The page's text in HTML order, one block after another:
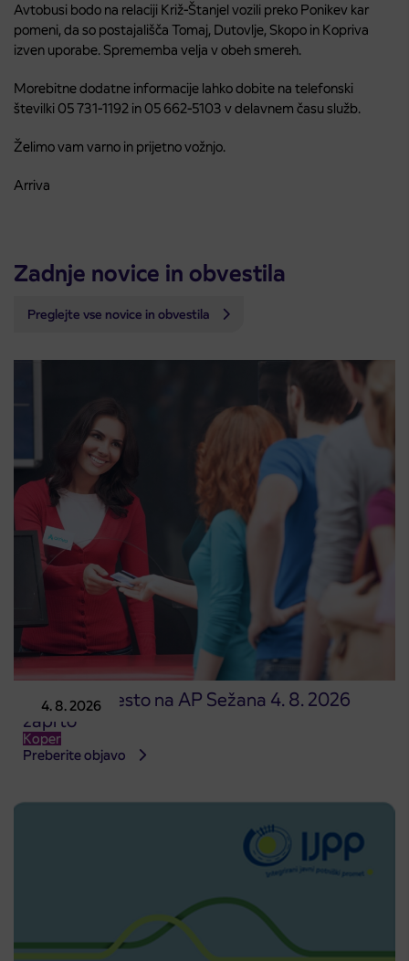
Avtobusi bodo na relaciji Križ-Štanjel vozili preko Ponikev kar
pomeni, da so postajališča Tomaj, Dutovlje, Skopo in Kopriva
izven uporabe. Sprememba velja v obeh smereh.
Morebitne dodatne informacije lahko dobite na telefonski
številki 05 731-1192 in 05 662-5103 v delavnem času služb.
Želimo vam varno in prijetno vožnjo.
Arriva
Zadnje novice in obvestila
Preglejte vse novice in obvestila
4. 8. 2026
Prodajno mesto na AP Sežana 4. 8. 2026
zaprto
Koper
Preberite objavo